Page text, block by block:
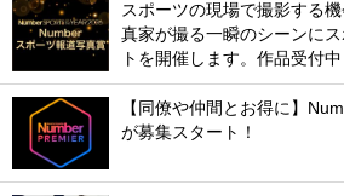
スポーツの現場で撮影する
真家が撮る一瞬のシーンに
トを開催します。作品受付中
【同僚や仲間とお得に】
が募集スタート！